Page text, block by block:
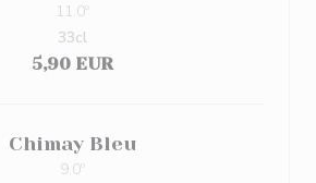
11.0º
5,90 EUR
33cl
Chimay Bleu
9.0º